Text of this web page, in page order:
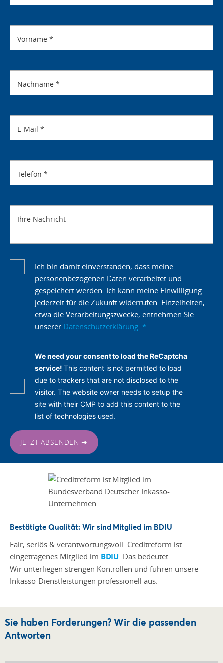
Vorname *
Nachname *
E-Mail *
Telefon *
Ihre Nachricht
Ich bin damit einverstanden, dass meine
personenbezogenen Daten verarbeitet und
gespeichert werden. Ich kann meine Einwilligung
jederzeit für die Zukunft widerrufen. Einzelheiten,
etwa die Verarbeitungszwecke, entnehmen Sie
unserer Datenschutzerklärung. *
We need your consent to load the ReCaptcha
service! This content is not permitted to load
due to trackers that are not disclosed to the
visitor. The website owner needs to setup the
site with their CMP to add this content to the
list of technologies used.
JETZT ABSENDEN ➜
Bestätigte Qualität: Wir sind Mitglied im BDIU
Fair, seriös & verantwortungsvoll: Creditreform ist
eingetragenes Mitglied im BDIU . Das bedeutet:
Wir unterliegen strengen Kontrollen und führen unsere
Inkasso-Dienstleistungen professionell aus.
Sie haben Forderungen? Wir die passenden
Antworten